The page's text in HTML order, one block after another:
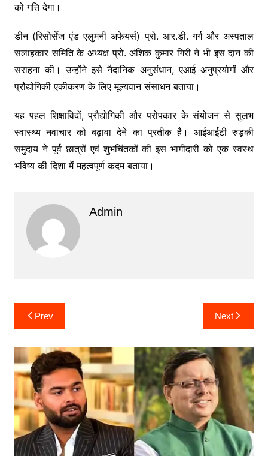
को गति देगा।
डीन (रिसोर्सेज एंड एलुमनी अफेयर्स) प्रो. आर.डी. गर्ग और अस्पताल
सलाहकार समिति के अध्यक्ष प्रो. अंशिक कुमार गिरी ने भी इस दान की
सराहना की। उन्होंने इसे नैदानिक अनुसंधान, एआई अनुप्रयोगों और
प्रौद्योगिकी एकीकरण के लिए मूल्यवान संसाधन बताया।
यह पहल शिक्षाविदों, प्रौद्योगिकी और परोपकार के संयोजन से सुलभ
स्वास्थ्य नवाचार को बढ़ावा देने का प्रतीक है। आईआईटी रुड़की
समुदाय ने पूर्व छात्रों एवं शुभचिंतकों की इस भागीदारी को एक स्वस्थ
भविष्य की दिशा में महत्वपूर्ण कदम बताया।
Admin
Post
navigation
Prev Next